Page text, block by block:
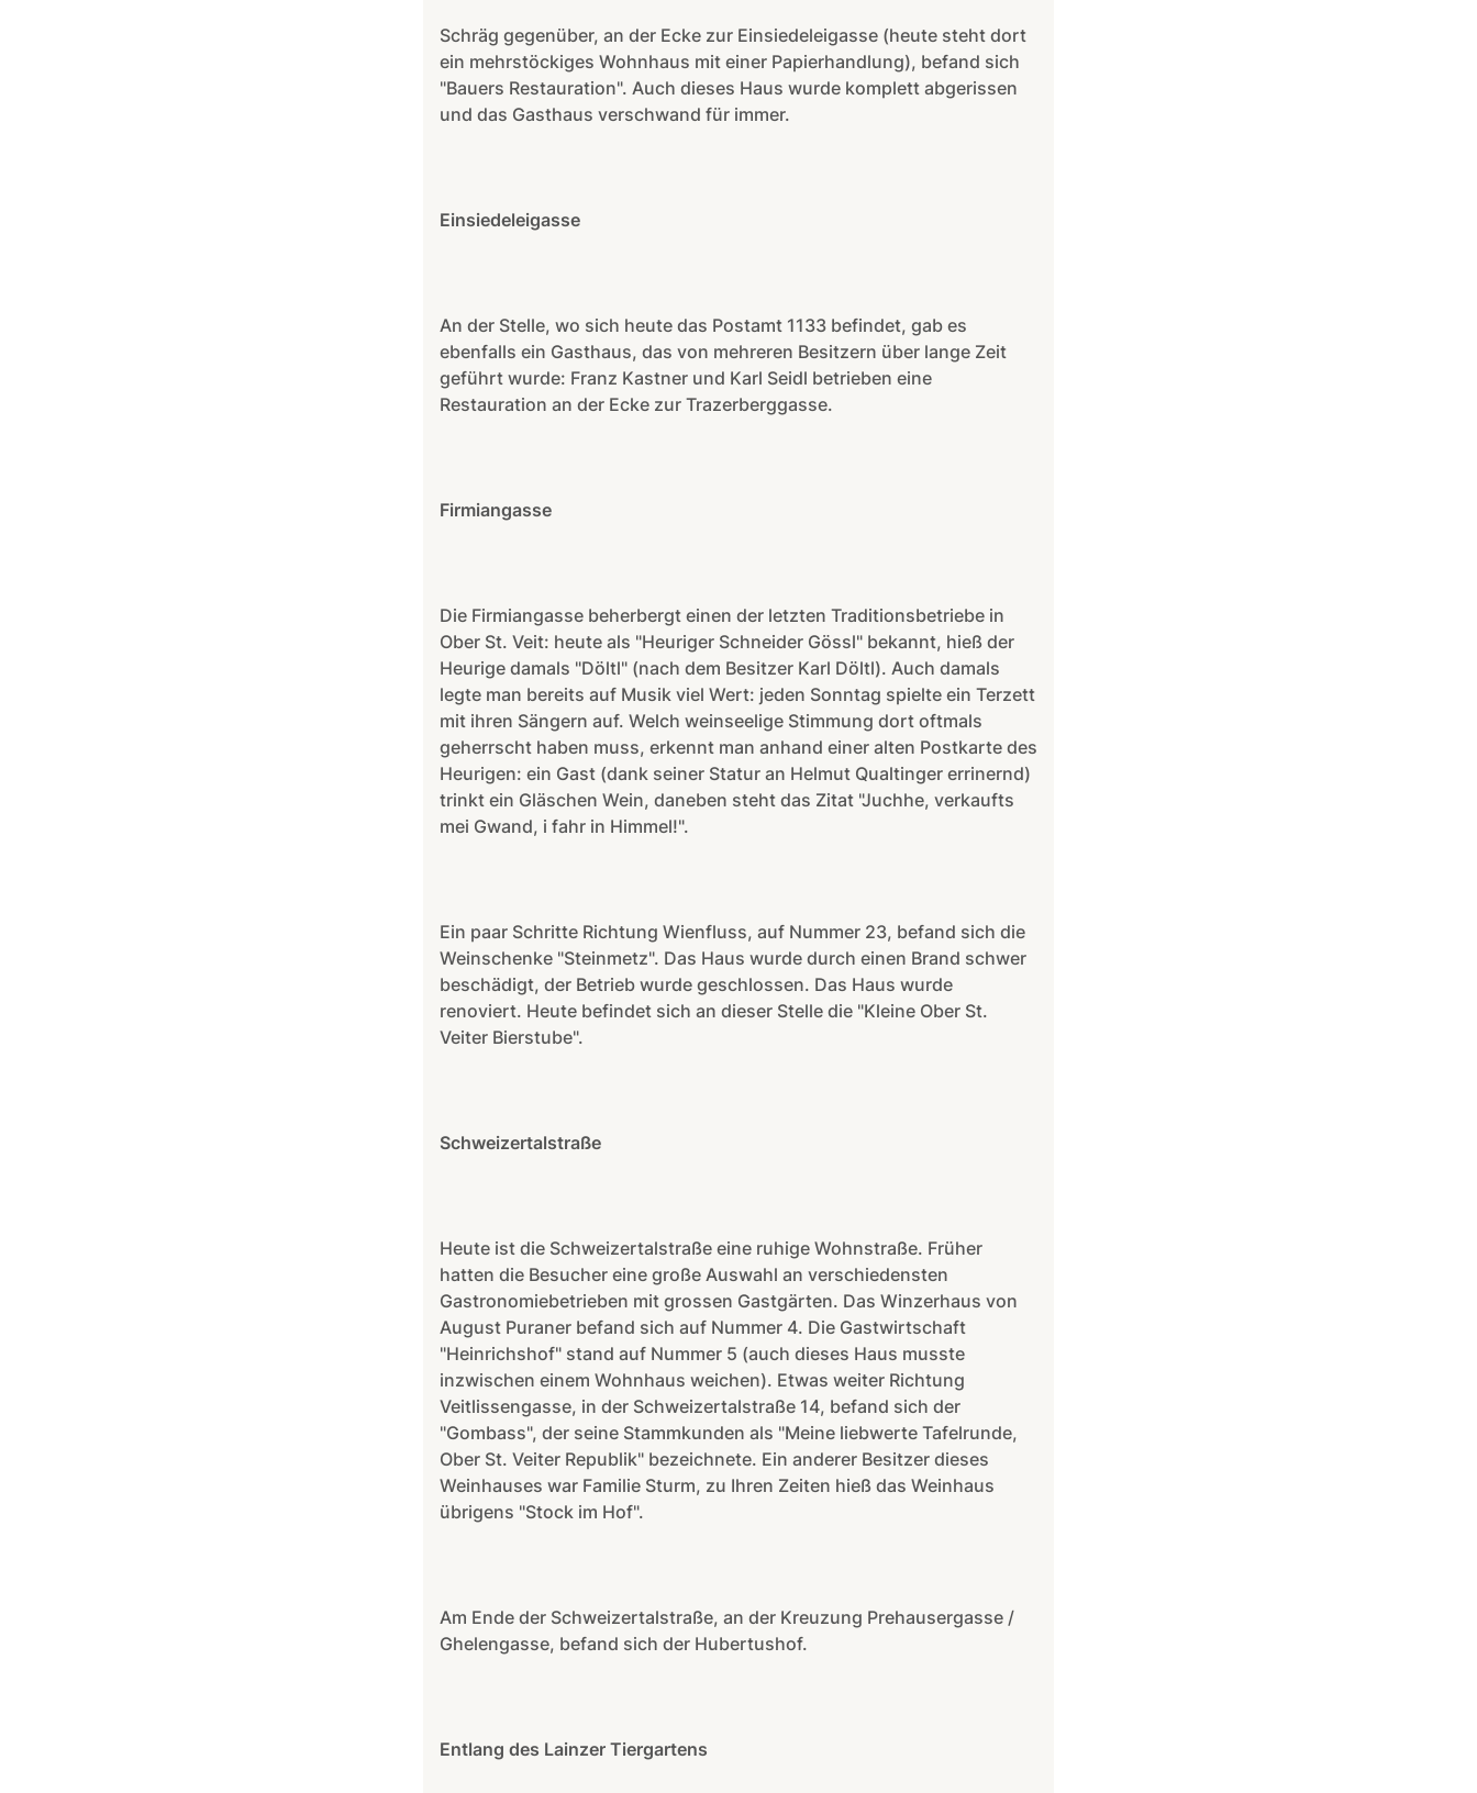
Schräg gegenüber, an der Ecke zur Einsiedeleigasse (heute steht dort
ein mehrstöckiges Wohnhaus mit einer Papierhandlung), befand sich
"Bauers Restauration". Auch dieses Haus wurde komplett abgerissen
und das Gasthaus verschwand für immer.
Einsiedeleigasse
An der Stelle, wo sich heute das Postamt 1133 befindet, gab es
ebenfalls ein Gasthaus, das von mehreren Besitzern über lange Zeit
geführt wurde: Franz Kastner und Karl Seidl betrieben eine
Restauration an der Ecke zur Trazerberggasse.
Firmiangasse
Die Firmiangasse beherbergt einen der letzten Traditionsbetriebe in
Ober St. Veit: heute als "Heuriger Schneider Gössl" bekannt, hieß der
Heurige damals "Döltl" (nach dem Besitzer Karl Döltl). Auch damals
legte man bereits auf Musik viel Wert: jeden Sonntag spielte ein Terzett
mit ihren Sängern auf. Welch weinseelige Stimmung dort oftmals
geherrscht haben muss, erkennt man anhand einer alten Postkarte des
Heurigen: ein Gast (dank seiner Statur an Helmut Qualtinger errinernd)
trinkt ein Gläschen Wein, daneben steht das Zitat "Juchhe, verkaufts
mei Gwand, i fahr in Himmel!".
Ein paar Schritte Richtung Wienfluss, auf Nummer 23, befand sich die
Weinschenke "Steinmetz". Das Haus wurde durch einen Brand schwer
beschädigt, der Betrieb wurde geschlossen. Das Haus wurde
renoviert. Heute befindet sich an dieser Stelle die "Kleine Ober St.
Veiter Bierstube".
Schweizertalstraße
Heute ist die Schweizertalstraße eine ruhige Wohnstraße. Früher
hatten die Besucher eine große Auswahl an verschiedensten
Gastronomiebetrieben mit grossen Gastgärten. Das Winzerhaus von
August Puraner befand sich auf Nummer 4. Die Gastwirtschaft
"Heinrichshof" stand auf Nummer 5 (auch dieses Haus musste
inzwischen einem Wohnhaus weichen). Etwas weiter Richtung
Veitlissengasse, in der Schweizertalstraße 14, befand sich der
"Gombass", der seine Stammkunden als "Meine liebwerte Tafelrunde,
Ober St. Veiter Republik" bezeichnete. Ein anderer Besitzer dieses
Weinhauses war Familie Sturm, zu Ihren Zeiten hieß das Weinhaus
übrigens "Stock im Hof".
Am Ende der Schweizertalstraße, an der Kreuzung Prehausergasse /
Ghelengasse, befand sich der Hubertushof.
Entlang des Lainzer Tiergartens